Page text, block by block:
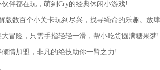
伴都在玩，萌到Cry的经典休闲小游戏!
版数百个小关卡玩到尽兴，找寻绳命的乐趣。放
冒险，只需手指轻轻一滑，帮小吃货圆满糖果梦!
情加盟，非凡的绝技助你一臂之力!